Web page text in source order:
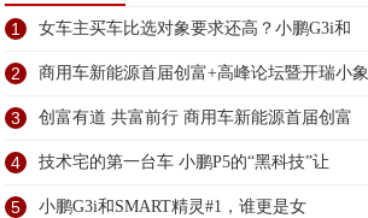
1 女车主买车比选对象要求还高？小鹏G3i和
2 商用车新能源首届创富+高峰论坛暨开瑞小象
3 创富有道 共富前行 商用车新能源首届创富
4 技术宅的第一台车 小鹏P5的“黑科技”让
5 小鹏G3i和SMART精灵#1，谁更是女